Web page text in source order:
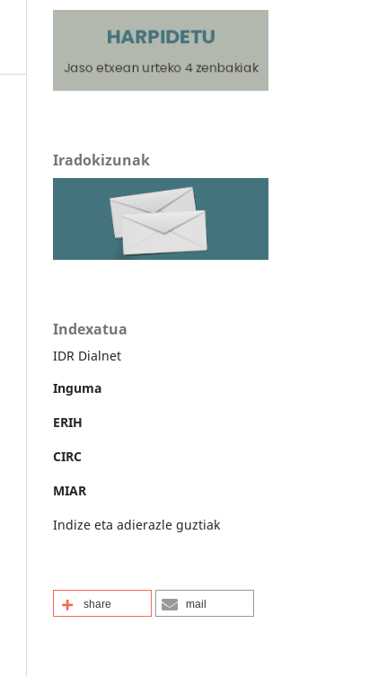
Iradokizunak
Indexatua
IDR Dialnet
Inguma
ERIH
CIRC
MIAR
Indize eta adierazle guztiak
share mail